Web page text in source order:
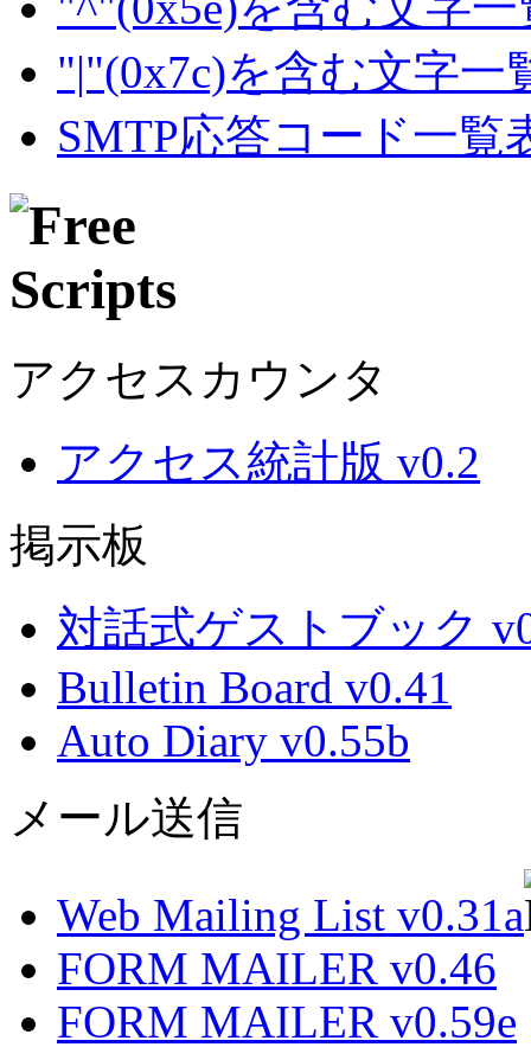
"|"(0x7c)を含む文字一
SMTP応答コード一覧
アクセスカウンタ
アクセス統計版 v0.2
掲示板
対話式ゲストブック
Bulletin Board v0.41
Auto Diary v0.55b
メール送信
Web Mailing List v0.31a
FORM MAILER v0.46
FORM MAILER v0.59e